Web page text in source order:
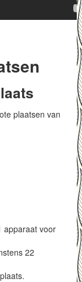
plaatsen van
apparaat voor
22